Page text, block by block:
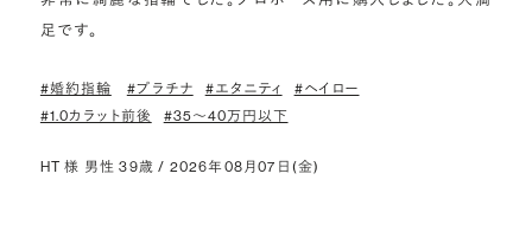
足です。
#婚約指輪 #プラチナ #エタニティ
#ヘイロー
#1.0カラット前後
#35〜40万円以下
HT 様 男性 39歳 / 2026年08月07日(金)